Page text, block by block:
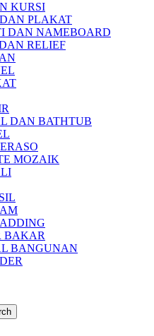
KURSI
PLAKAT
DAN NAMEBOARD
RELIEF
DAN BATHTUB
MOZAIK
BAKAR
BANGUNAN